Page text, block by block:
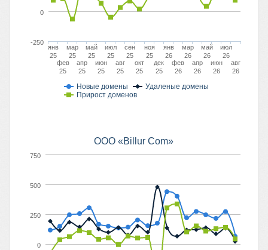
Новые домены
Удаленые домены
Прирост доменов
янв
25
фев
25
мар
25
апр
25
май
25
июн
25
июл
25
авг
25
сен
25
окт
25
ноя
25
дек
25
янв
26
фев
26
мар
26
апр
26
май
26
июн
26
июл
26
авг
26
0
-250
ООО «Billur Com»
0
250
500
750